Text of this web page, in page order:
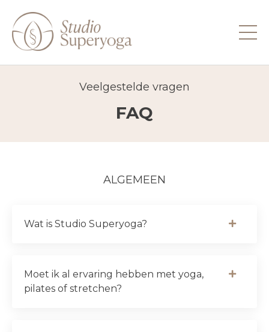
Veelgestelde vragen
FAQ
ALGEMEEN
Wat is Studio Superyoga?
Moet ik al ervaring hebben met yoga,
pilates of stretchen?